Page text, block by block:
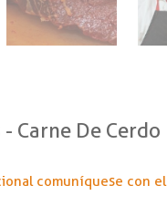
Carne De Cerdo
comuníquese con el